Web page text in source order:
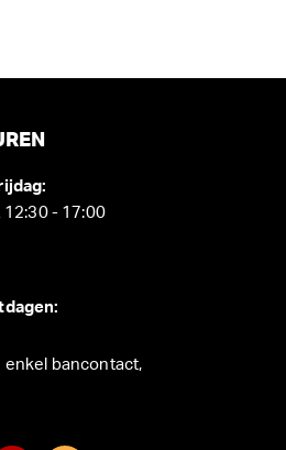
12:30 - 17:00
enkel bancontact,